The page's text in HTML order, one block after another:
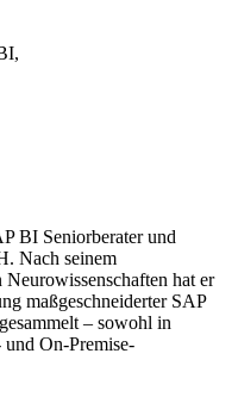
BI Seniorberater und
Nach seinem
hat er
maßgeschneiderter SAP
– sowohl in
und On-Premise-